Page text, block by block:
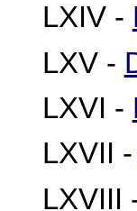
LXIV -
LXV -
LXVI -
LXVII -
LXVIII